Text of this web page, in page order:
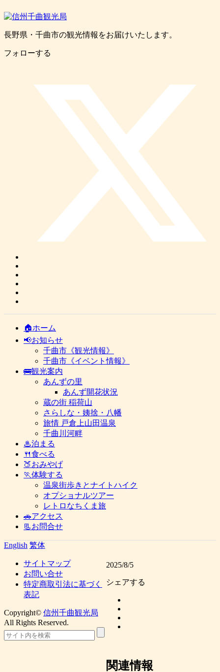
長野県・千曲市の観光情報をお届けいたします。
フォローする
🏠ホーム
📢お知らせ
千曲市《観光情報》
千曲市《イベント情報》
🚌観光案内
あんずの里
あんず開花状況
蔵の街 稲荷山
さらしな・姨捨・八幡
旅情 戸倉上山田温泉
千曲川河畔
♨泊まる
🍴食べる
🍑おみやげ
🏃体験する
温泉街歩きとナイトハイク
オプショナルツアー
レトロなちくま旅
🚗アクセス
📃お問合せ
English 繁体
2025/8/5
シェアする
関連情報
サイトマップ
お問い合せ
特定商取引法に基づく
表記
Copyright© 信州千曲観光局
All Rights Reserved.